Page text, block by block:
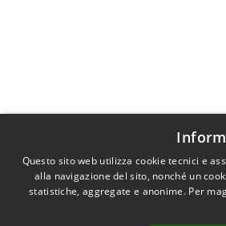
Questo sito web utilizza cookie tecnici e
alla navigazione del sito, nonché un
statistiche, aggregate e anonime. Per